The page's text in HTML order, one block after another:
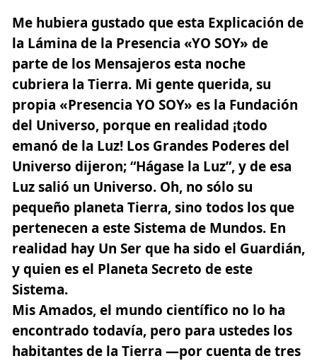
Me hubiera gustado que esta Explicación de
la Lámina de la Presencia «YO SOY» de
parte de los Mensajeros esta noche
cubriera la Tierra. Mi gente querida, su
propia «Presencia YO SOY» es la Fundación
del Universo, porque en realidad ¡todo
emanó de la Luz! Los Grandes Poderes del
Universo dijeron; “Hágase la Luz”, y de esa
Luz salió un Universo. Oh, no sólo su
pequeño planeta Tierra, sino todos los que
pertenecen a este Sistema de Mundos. En
realidad hay Un Ser que ha sido el Guardián,
y quien es el Planeta Secreto de este
Sistema.
Mis Amados, el mundo científico no lo ha
encontrado todavía, pero para ustedes los
habitantes de la Tierra —por cuenta de tres